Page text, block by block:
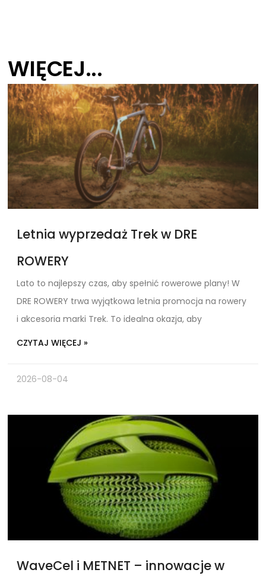
WIĘCEJ...
Letnia wyprzedaż Trek w DRE
ROWERY
Lato to najlepszy czas, aby spełnić rowerowe plany! W
DRE ROWERY trwa wyjątkowa letnia promocja na rowery
i akcesoria marki Trek. To idealna okazja, aby
CZYTAJ WIĘCEJ »
2026-08-04
WaveCel i METNET – innowacje w